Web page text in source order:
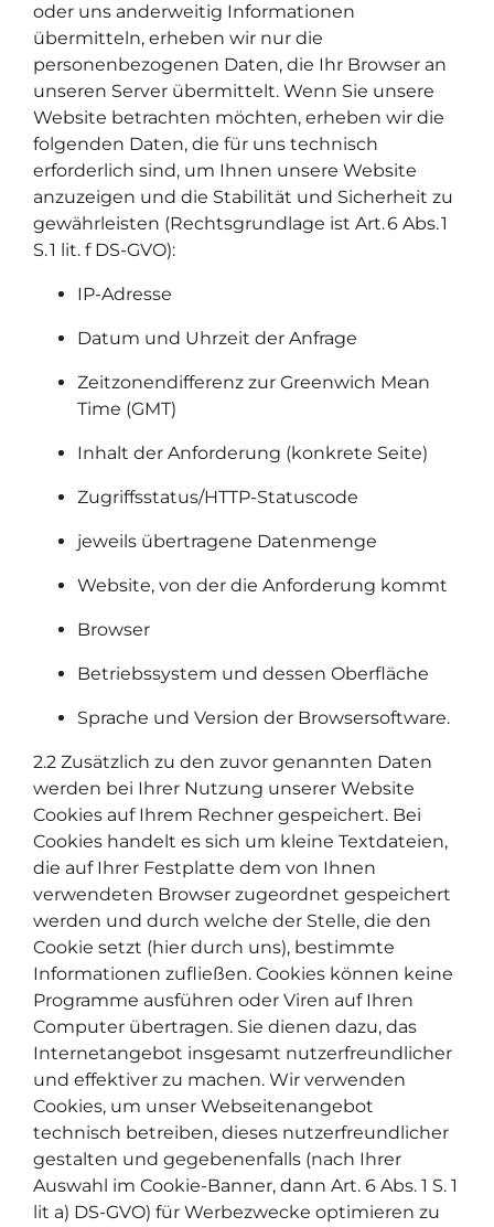
oder uns anderweitig Informationen
übermitteln, erheben wir nur die
personenbezogenen Daten, die Ihr Browser an
unseren Server übermittelt. Wenn Sie unsere
Website betrachten möchten, erheben wir die
folgenden Daten, die für uns technisch
erforderlich sind, um Ihnen unsere Website
anzuzeigen und die Stabilität und Sicherheit zu
gewährleisten (Rechtsgrundlage ist Art. 6 Abs. 1
S. 1 lit. f DS-GVO):
IP-Adresse
Datum und Uhrzeit der Anfrage
Zeitzonendifferenz zur Greenwich Mean
Time (GMT)
Inhalt der Anforderung (konkrete Seite)
Zugriffsstatus/HTTP-Statuscode
jeweils übertragene Datenmenge
Website, von der die Anforderung kommt
Browser
Betriebssystem und dessen Oberfläche
Sprache und Version der Browsersoftware.
2.2 Zusätzlich zu den zuvor genannten Daten
werden bei Ihrer Nutzung unserer Website
Cookies auf Ihrem Rechner gespeichert. Bei
Cookies handelt es sich um kleine Textdateien,
die auf Ihrer Festplatte dem von Ihnen
verwendeten Browser zugeordnet gespeichert
werden und durch welche der Stelle, die den
Cookie setzt (hier durch uns), bestimmte
Informationen zufließen. Cookies können keine
Programme ausführen oder Viren auf Ihren
Computer übertragen. Sie dienen dazu, das
Internetangebot insgesamt nutzerfreundlicher
und effektiver zu machen. Wir verwenden
Cookies, um unser Webseitenangebot
technisch betreiben, dieses nutzerfreundlicher
gestalten und gegebenenfalls (nach Ihrer
Auswahl im Cookie-Banner, dann Art. 6 Abs. 1 S. 1
lit a) DS-GVO) für Werbezwecke optimieren zu